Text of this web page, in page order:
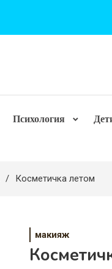
Психология
Косметичка летом
макияж